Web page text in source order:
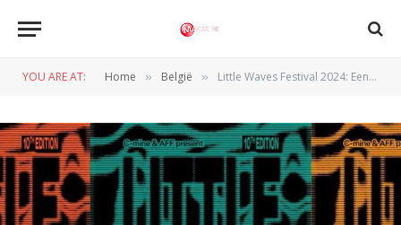
YOU ARE AT: Home » België » Little Waves Festival 2024: Een muzikale ontdekkingsreis